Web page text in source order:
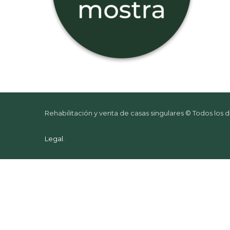
Rehabilitación y venta de casas singulares © Todos los
Legal